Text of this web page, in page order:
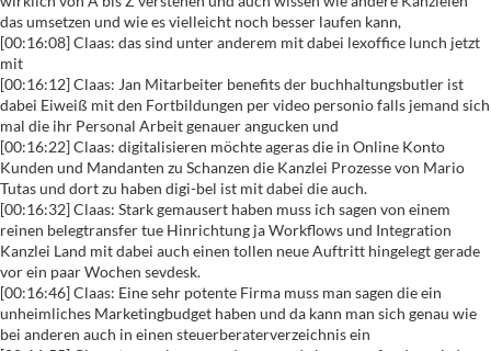
das umsetzen und wie es vielleicht noch besser laufen kann,
[00:16:08] Claas: das sind unter anderem mit dabei lexoffice lunch jetzt
mit
[00:16:12] Claas: Jan Mitarbeiter benefits der buchhaltungsbutler ist
dabei Eiweiß mit den Fortbildungen per video personio falls jemand sich
mal die ihr Personal Arbeit genauer angucken und
[00:16:22] Claas: digitalisieren möchte ageras die in Online Konto
Kunden und Mandanten zu Schanzen die Kanzlei Prozesse von Mario
Tutas und dort zu haben digi-bel ist mit dabei die auch.
[00:16:32] Claas: Stark gemausert haben muss ich sagen von einem
reinen belegtransfer tue Hinrichtung ja Workflows und Integration
Kanzlei Land mit dabei auch einen tollen neue Auftritt hingelegt gerade
vor ein paar Wochen sevdesk.
[00:16:46] Claas: Eine sehr potente Firma muss man sagen die ein
unheimliches Marketingbudget haben und da kann man sich genau wie
bei anderen auch in einen steuerberaterverzeichnis ein